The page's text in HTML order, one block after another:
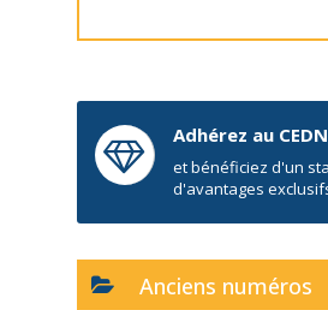
Adhérez au CEDN
et bénéficiez d'un
d'avantages
Anciens numéros